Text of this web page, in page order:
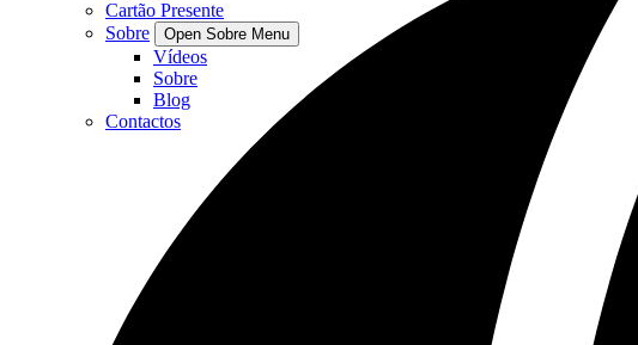
Cartão Presente
Sobre
Open Sobre Menu
Vídeos
Sobre
Blog
Contactos